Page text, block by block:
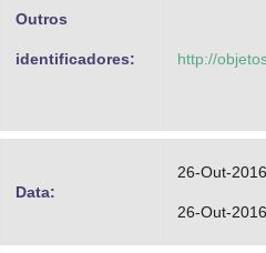
Outros
identificadores: http://
Data:
26-Out-2016
26-Out-2016